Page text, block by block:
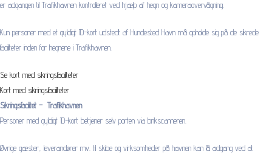
er adgangen til Trafikhavnen kontrolleret ved hjælp af hegn og kameraovervågning.
Kun personer med et gyldigt ID-kort udstedt af Hundested Havn må opholde sig på de sikrede
faciliteter inden for hegnene i Trafikhavnen.
Se kort med sikringsfaciliteter
Kort med sikringsfaciliteter
Sikringsfacilitet – Trafikhavnen
Personer med gyldigt ID-kort betjener selv porten via brikscanneren.
Øvrige gæster, leverandører mv. til skibe og virksomheder på havnen kan få adgang ved at